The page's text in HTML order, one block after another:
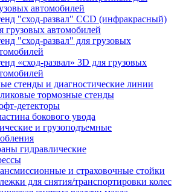
автомобилей
"сход-развал" CCD (инфракрасный)
грузовых автомобилей
"сход-развал" для грузовых
«сход-развал» 3D для грузовых
стенды и диагностические линии
тормозные стенды
детекторы
бокового увода
и грузоподъемные
гидравлические
и страховочные стойки
для снятия/транспортировки колес